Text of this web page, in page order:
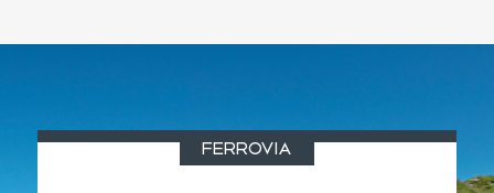
FERROVIA